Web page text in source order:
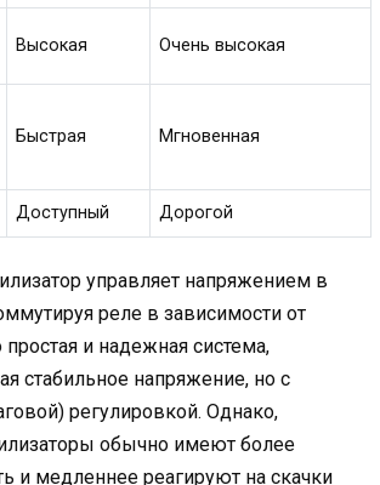
Высокая Очень высокая
Быстрая Мгновенная
Доступный Дорогой
управляет напряжением в
реле в зависимости от
и надежная система,
стабильное напряжение, но с
регулировкой. Однако,
обычно имеют более
и медленнее реагируют на скачки